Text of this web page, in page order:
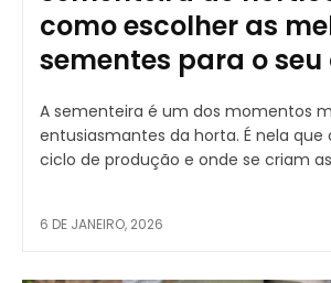
como escolher as
sementes para o
A sementeira é um dos momentos
entusiasmantes da horta. É nela
ciclo de produção e onde se criam
6 DE JANEIRO, 2026